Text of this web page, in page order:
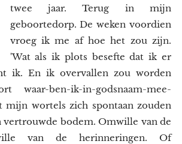
twee jaar. Terug in mijn
geboortedorp. De weken voordien
vroeg ik me af hoe het zou zijn.
'Wat als ik plots besefte dat ik er
ik. En ik overvallen zou worden
waar-ben-ik-in-godsnaam-mee-
mijn wortels zich spontaan zouden
vertrouwde bodem. Omwille van de
van de herinneringen. Of